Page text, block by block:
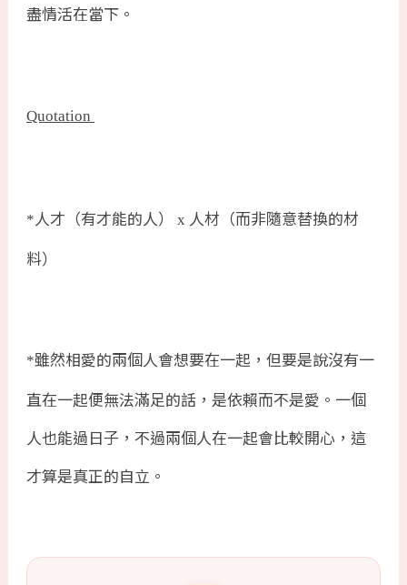
盡情活在當下。
Quotation
* 人才（有才能的人） x 人材（而非隨意替換的材
料）
*雖然相愛的兩個人會想要在一起，但要是說沒有一
直在一起便無法滿足的話，是依賴而不是愛。一個
人也能過日子，不過兩個人在一起會比較開心，這
才算是真正的自立。